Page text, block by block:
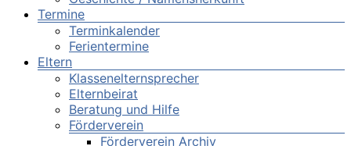
Termine
Terminkalender
Ferientermine
Eltern
Klassenelternsprecher
Elternbeirat
Beratung und Hilfe
Förderverein
Förderverein Archiv